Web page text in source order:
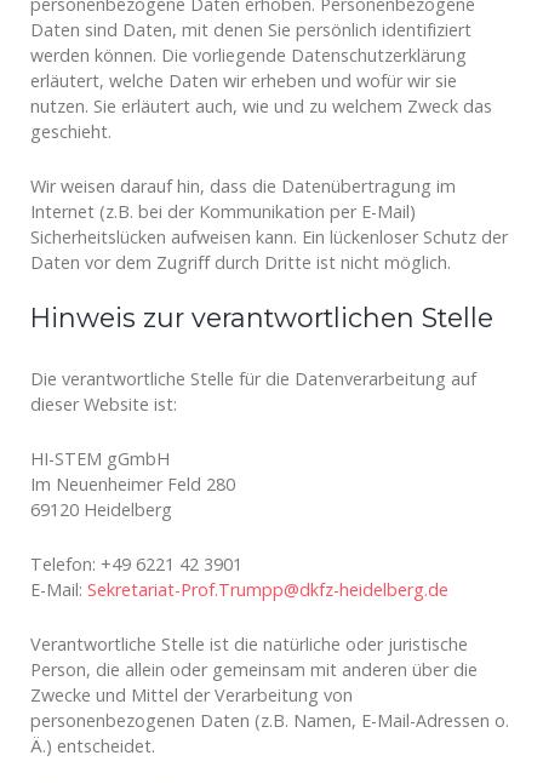
Daten sind Daten, mit denen Sie persönlich identifiziert
werden können. Die vorliegende Datenschutzerklärung
erläutert, welche Daten wir erheben und wofür wir sie
nutzen. Sie erläutert auch, wie und zu welchem Zweck das
geschieht.
Wir weisen darauf hin, dass die Datenübertragung im
Internet (z.B. bei der Kommunikation per E-Mail)
Sicherheitslücken aufweisen kann. Ein lückenloser Schutz der
Daten vor dem Zugriff durch Dritte ist nicht möglich.
Hinweis zur verantwortlichen Stelle
Die verantwortliche Stelle für die Datenverarbeitung auf
dieser Website ist:
HI-STEM gGmbH
Im Neuenheimer Feld 280
69120 Heidelberg
Telefon: +49 6221 42 3901
E-Mail: Sekretariat-Prof.Trumpp@dkfz-heidelberg.de
Verantwortliche Stelle ist die natürliche oder juristische
Person, die allein oder gemeinsam mit anderen über die
Zwecke und Mittel der Verarbeitung von
personenbezogenen Daten (z.B. Namen, E-Mail-Adressen o.
Ä.) entscheidet.